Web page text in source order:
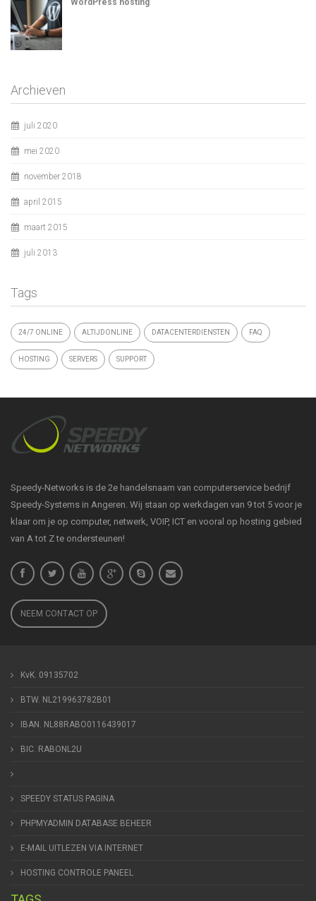
WordPress hosting
Archieven
juli 2020
mei 2020
november 2018
april 2015
maart 2015
juli 2013
Tags
24/7 ONLINE ALTIJDONLINE DATACENTERDIENSTEN FAQ
HOSTING SERVERS SUPPORT
Speedy-Networks is de 2e handelsnaam van computerservice bedrijf
Speedy-Systems in Angeren. Wij staan op werkdagen van 9 tot 5 voor je
klaar om je op computer, netwerk, VOIP, ICT en vooral op hosting gebied
van A tot Z te ondersteunen!
NEEM CONTACT OP
KvK. 09135702
BTW. NL219963782B01
IBAN. NL88RABO0116439017
BIC. RABONL2U
SPEEDY STATUS PAGINA
PHPMYADMIN DATABASE BEHEER
E-MAIL UITLEZEN VIA INTERNET
HOSTING CONTROLE PANEEL